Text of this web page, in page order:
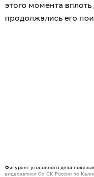
этого момента
продолжались его
Фигурант уголовного дела
видеозаписи СУ СК России по